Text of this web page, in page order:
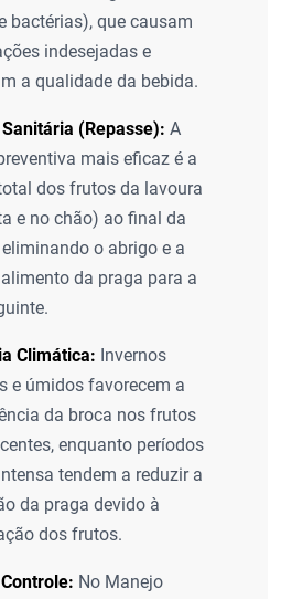
bactérias), que causam
indesejadas e
a qualidade da bebida.
(Repasse): A
mais eficaz é a
dos frutos da lavoura
e no chão) ao final da
o abrigo e a
da praga para a
Climática: Invernos
e úmidos favorecem a
da broca nos frutos
enquanto períodos
tendem a reduzir a
da praga devido à
dos frutos.
No Manejo